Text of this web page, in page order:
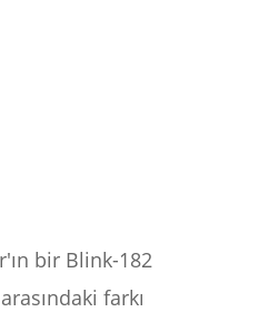
bir Blink-182
farkı